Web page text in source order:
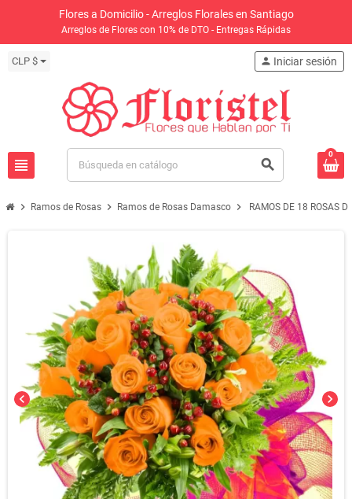
Flores a Domicilio - Arreglos Florales en Santiago
Arreglos de Flores con 10% de DTO - Entregas Rápidas
CLP $
view_headline search
person Iniciar sesión
0
chevron_right Ramos de Rosas chevron_right Ramos de Rosas Damasco chevron_right RAMOS DE 18 ROSAS
chevron_left chevron_right